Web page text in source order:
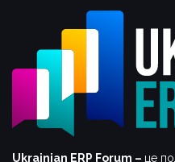
Ukrainian ERP Forum – це